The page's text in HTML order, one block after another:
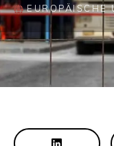
EUROPÄISCHE